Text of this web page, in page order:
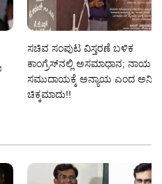
ಸಚಿವ ಸಂಪುಟ ವಿಸ್ತರಣೆ ಬಳಿಕ
ಕಾಂಗ್ರೆಸ್‌ನಲ್ಲಿ ಅಸಮಾಧಾನ; ನಾಯಕ
ಸಮುದಾಯಕ್ಕೆ ಅನ್ಯಾಯ ಎಂದ ಅನಿಲ್
ಚಿಕ್ಕಮಾದು!!